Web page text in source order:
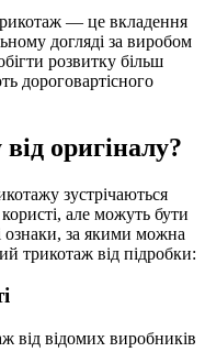
— це вкладення
догляді за виробом
розвитку більш
дороговартісного
оригіналу?
зустрічаються
але можуть бути
ознаки, за якими можна
трикотаж від підробки:
від відомих виробників